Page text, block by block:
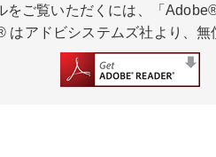
をご覧いただくには、「
アドビシステムズ社より、無